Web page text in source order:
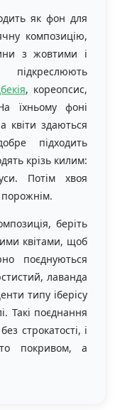
як фон для
композицію,
з жовтими і
, кореопсис,
їхньому фоні
квіти здаються
підходить
крізь килим:
Потім хвоя
порожнім.
беріть
квітами, щоб
поєднуються
лаванда
типу іберісу
Такі поєднання
строкатості, і
покривом, а